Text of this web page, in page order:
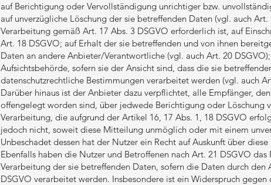
auf Berichtigung oder Vervollständigung unrichtiger bzw.
auf unverzügliche Löschung der sie betreffenden Daten (vgl. auch
Verarbeitung gemäß Art. 17 Abs. 3 DSGVO erforderlich ist, auf
Art. 18 DSGVO; auf Erhalt der sie betreffenden und von ihnen
Daten an andere Anbieter/Verantwortliche (vgl. auch Art. 20
Aufsichtsbehörde, sofern sie der Ansicht sind, dass die sie
datenschutzrechtliche Bestimmungen verarbeitet werden (vgl. auch
Darüber hinaus ist der Anbieter dazu verpflichtet, alle Empfänger,
offengelegt worden sind, über jedwede Berichtigung oder Löschung
Verarbeitung, die aufgrund der Artikel 16, 17 Abs. 1, 18 DSGVO
jedoch nicht, soweit diese Mitteilung unmöglich oder mit einem
Unbeschadet dessen hat der Nutzer ein Recht auf Auskunft über diese
Ebenfalls haben die Nutzer und Betroffenen nach Art. 21 DSGVO
Verarbeitung der sie betreffenden Daten, sofern die Daten durch
DSGVO verarbeitet werden. Insbesondere ist ein Widerspruch